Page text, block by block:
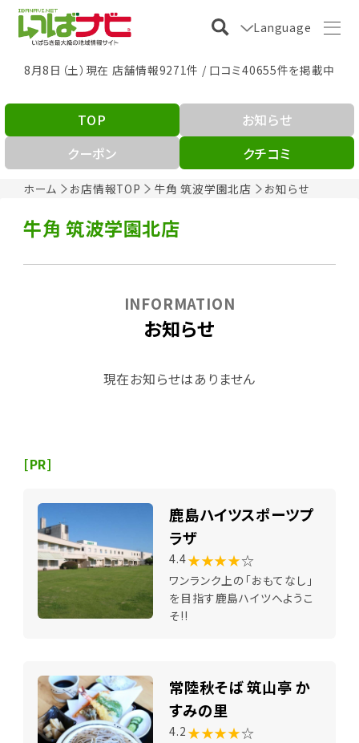
Language
8月8日（土）現在 店舗情報9271件 / 口コミ40655件を掲載中
ホーム お店情報TOP 牛角 筑波学園北店 お知らせ
TOP
お知らせ
クーポン
クチコミ
牛角 筑波学園北店
お知らせ
INFORMATION
現在お知らせはありません
[PR]
鹿島ハイツスポーツプ
ラザ
4.4★★★★☆
ワンランク上の「おもてなし」
を目指す鹿島ハイツへようこ
そ!!
常陸秋そば 筑山亭 か
すみの里
4.2 ★★★★☆